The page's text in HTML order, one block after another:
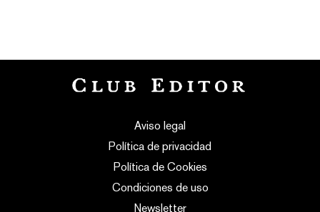
Aviso legal
Política de privacidad
Política de Cookies
Condiciones de uso
Newsletter